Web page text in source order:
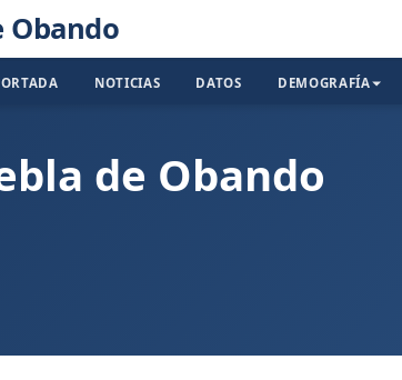
Obando
NOTICIAS DATOS DEMOGRAFÍA
de Obando